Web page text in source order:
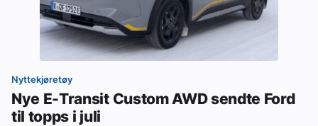
Nyttekjøretøy
Nye E-Transit Custom AWD sendte Ford
til topps i juli